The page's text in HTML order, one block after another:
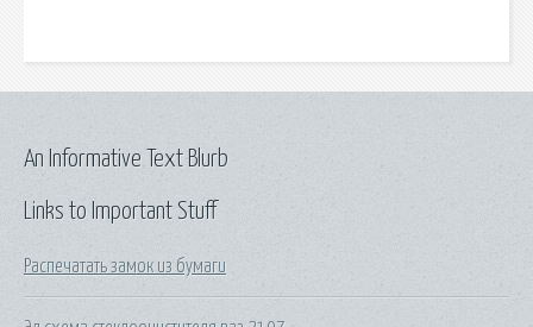
Links to Important Stuff
Распечатать замок из бумаги
An Informative Text Blurb